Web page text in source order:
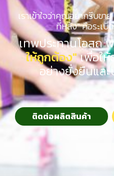
เราเข้าใจว่าคุณอยากรีบข
ทีหลัง" คือระเบิ
เทพประทานโอส
ให้ถูกต้อง"เพื่อใ
อย่างยั่งยืนแล
ติดต่อผลิตสินค้า